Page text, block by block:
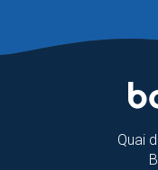
Quai